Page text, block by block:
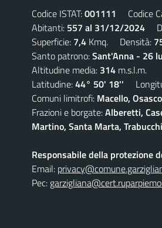
Codice ISTAT:001111 Codice
Abitanti: 557 al 31/12/2024
Superficie: 7,4 Kmq. Densità:
Santo patrono:Sant'Anna - 26
Altitudine media: 314 m.s.l.m.
Latitudine:44° 50' 18''
Comuni limitrofi: Macello,
Frazioni e borgate:Alberetti,
Martino, Santa Marta, Trabucchi
Responsabile della protezione
Email:
Pec: